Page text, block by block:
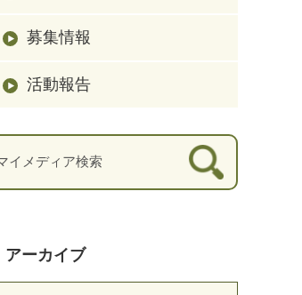
募集情報
活動報告
アーカイブ